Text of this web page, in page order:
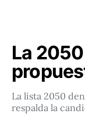
La
La lista 2050
respalda la